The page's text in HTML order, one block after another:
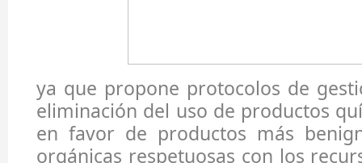
ya que propone protocolos de
eliminación del uso de productos
en favor de productos más
orgánicas respetuosas con los